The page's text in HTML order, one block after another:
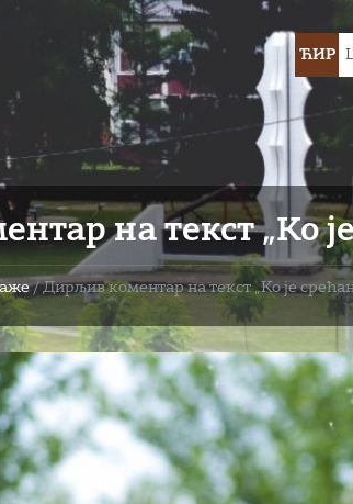
Choose
ЋИР
на текст „Ко
/Дирљив коментар на текст „Ко је